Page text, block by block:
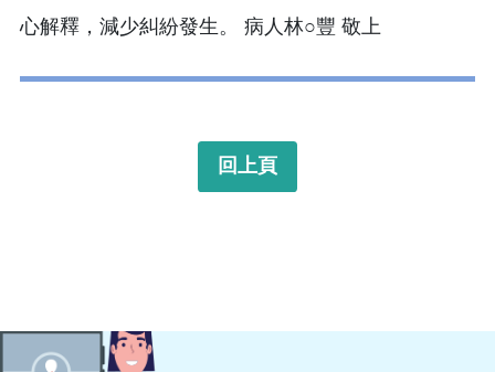
心解釋，減少糾紛發生。 病人林○豐 敬上
回上頁